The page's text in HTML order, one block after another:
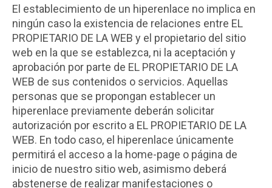
El establecimiento de un hiperenlace no implica en
ningún caso la existencia de relaciones entre EL
PROPIETARIO DE LA WEB y el propietario del sitio
web en la que se establezca, ni la aceptación y
aprobación por parte de EL PROPIETARIO DE LA
WEB de sus contenidos o servicios. Aquellas
personas que se propongan establecer un
hiperenlace previamente deberán solicitar
autorización por escrito a EL PROPIETARIO DE LA
WEB. En todo caso, el hiperenlace únicamente
permitirá el acceso a la home-page o página de
inicio de nuestro sitio web, asimismo deberá
abstenerse de realizar manifestaciones o